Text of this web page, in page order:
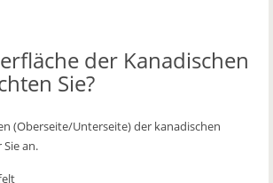
der Kanadischen
Sie?
(Oberseite/Unterseite) der kanadischen
an.